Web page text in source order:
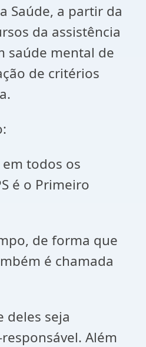
Saúde, a partir da
da assistência
saúde mental de
de critérios
todos os
é o Primeiro
de forma que
é chamada
seja
Além